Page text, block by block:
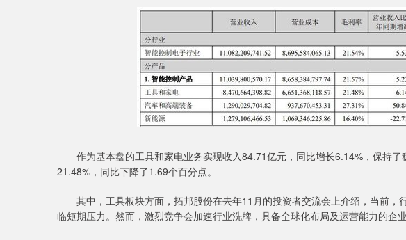
作为基本盘的工具和家电业务实现收入84.71亿元，同比增长6.14%，保持了
21.48%，同比下降了1.69个百分点。
其中，工具板块方面，拓邦股份在去年11月的投资者交流会上介绍，当前，
临短期压力。然而，激烈竞争会加速行业洗牌，具备全球化布局及运营能力的企